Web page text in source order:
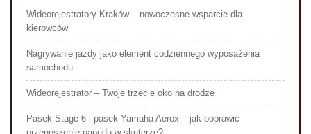
Wideorejestratory Kraków – nowoczesne wsparcie dla
kierowców
Nagrywanie jazdy jako element codziennego wyposażenia
samochodu
Wideorejestrator – Twoje trzecie oko na drodze
Pasek Stage 6 i pasek Yamaha Aerox – jak poprawić